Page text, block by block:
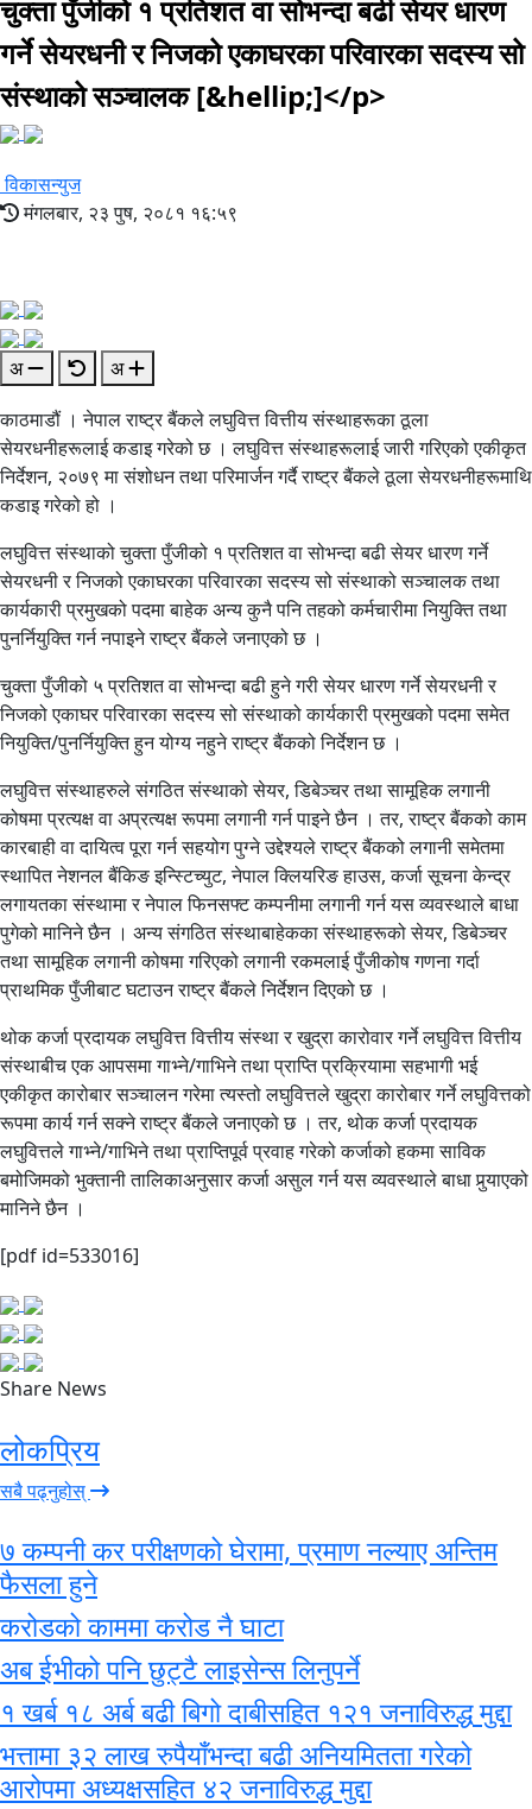
चुक्ता पुँजीको १ प्रतिशत वा सोभन्दा बढी सेयर धारण
गर्ने सेयरधनी र निजको एकाघरका परिवारका सदस्य सो
संस्थाको सञ्चालक [&hellip;]</p>
विकासन्युज
मंगलबार, २३ पुष, २०८१ १६:५९
अ
अ
काठमाडौं । नेपाल राष्ट्र बैंकले लघुवित्त वित्तीय संस्थाहरूका ठूला
सेयरधनीहरूलाई कडाइ गरेको छ । लघुवित्त संस्थाहरूलाई जारी गरिएको एकीकृत
निर्देशन, २०७९ मा संशोधन तथा परिमार्जन गर्दै राष्ट्र बैंकले ठूला सेयरधनीहरूमाथि
कडाइ गरेको हो ।
लघुवित्त संस्थाको चुक्ता पुँजीको १ प्रतिशत वा सोभन्दा बढी सेयर धारण गर्ने
सेयरधनी र निजको एकाघरका परिवारका सदस्य सो संस्थाको सञ्चालक तथा
कार्यकारी प्रमुखको पदमा बाहेक अन्य कुनै पनि तहको कर्मचारीमा नियुक्ति तथा
पुनर्नियुक्ति गर्न नपाइने राष्ट्र बैंकले जनाएको छ ।
चुक्ता पुँजीको ५ प्रतिशत वा सोभन्दा बढी हुने गरी सेयर धारण गर्ने सेयरधनी र
निजको एकाघर परिवारका सदस्य सो संस्थाको कार्यकारी प्रमुखको पदमा समेत
नियुक्ति/पुनर्नियुक्ति हुन योग्य नहुने राष्ट्र बैंकको निर्देशन छ ।
लघुवित्त संस्थाहरुले संगठित संस्थाको सेयर, डिबेञ्चर तथा सामूहिक लगानी
कोषमा प्रत्यक्ष वा अप्रत्यक्ष रूपमा लगानी गर्न पाइने छैन । तर, राष्ट्र बैंकको काम
कारबाही वा दायित्व पूरा गर्न सहयोग पुग्ने उद्देश्यले राष्ट्र बैंकको लगानी समेतमा
स्थापित नेशनल बैंकिङ इन्स्टिच्युट, नेपाल क्लियरिङ हाउस, कर्जा सूचना केन्द्र
लगायतका संस्थामा र नेपाल फिनसफ्ट कम्पनीमा लगानी गर्न यस व्यवस्थाले बाधा
पुगेको मानिने छैन । अन्य संगठित संस्थाबाहेकका संस्थाहरूको सेयर, डिबेञ्चर
तथा सामूहिक लगानी कोषमा गरिएको लगानी रकमलाई पुँजीकोष गणना गर्दा
प्राथमिक पुँजीबाट घटाउन राष्ट्र बैंकले निर्देशन दिएको छ ।
थोक कर्जा प्रदायक लघुवित्त वित्तीय संस्था र खुद्रा कारोवार गर्ने लघुवित्त वित्तीय
संस्थाबीच एक आपसमा गाभ्ने/गाभिने तथा प्राप्ति प्रक्रियामा सहभागी भई
एकीकृत कारोबार सञ्चालन गरेमा त्यस्तो लघुवित्तले खुद्रा कारोबार गर्ने लघुवित्तको
रूपमा कार्य गर्न सक्ने राष्ट्र बैंकले जनाएको छ । तर, थोक कर्जा प्रदायक
लघुवित्तले गाभ्ने/गाभिने तथा प्राप्तिपूर्व प्रवाह गरेको कर्जाको हकमा साविक
बमोजिमको भुक्तानी तालिकाअनुसार कर्जा असुल गर्न यस व्यवस्थाले बाधा पुर्‍याएको
मानिने छैन ।
[pdf id=533016]
Share News
लोकप्रिय
सबै पढ्नुहोस्
७ कम्पनी कर परीक्षणको घेरामा, प्रमाण नल्याए अन्तिम
फैसला हुने
करोडको काममा करोड नै घाटा
अब ईभीको पनि छुट्टै लाइसेन्स लिनुपर्ने
१ खर्ब १८ अर्ब बढी बिगो दाबीसहित १२१ जनाविरुद्ध मुद्दा
भत्तामा ३२ लाख रुपैयाँभन्दा बढी अनियमितता गरेको
आरोपमा अध्यक्षसहित ४२ जनाविरुद्ध मुद्दा